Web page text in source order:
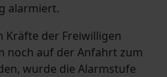
alarmiert.
Kräfte der Freiwilligen
noch auf der Anfahrt zum
wurde die Alarmstufe